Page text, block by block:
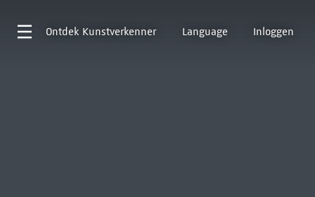
Ontdek Kunstverkenner Language Inloggen